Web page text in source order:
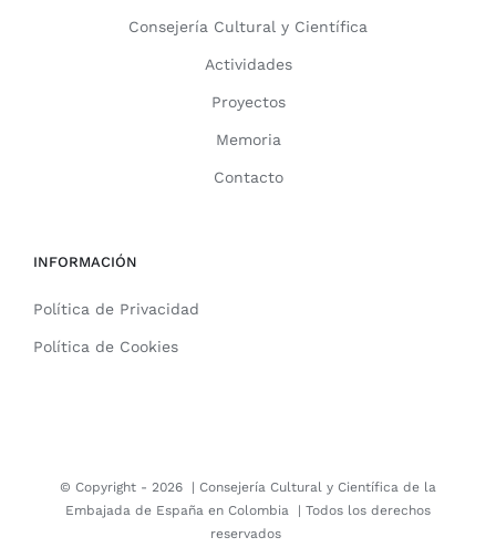
Consejería Cultural y Científica
Actividades
Proyectos
Memoria
Contacto
INFORMACIÓN
Política de Privacidad
Política de Cookies
© Copyright - 2026 | Consejería Cultural y Científica de la
Embajada de España en Colombia | Todos los derechos
reservados